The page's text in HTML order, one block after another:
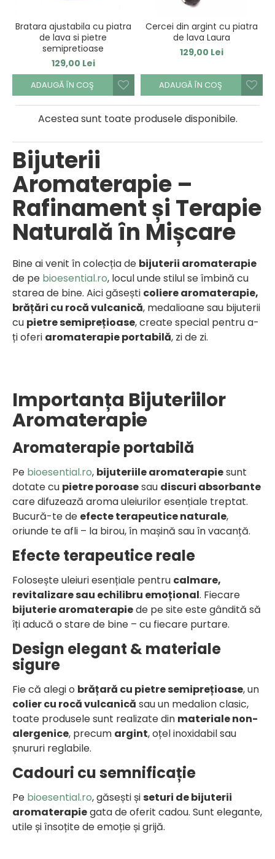
Bratara ajustabila cu piatra
de lava si pietre
semipretioase
129,00 Lei
ADAUGĂ ÎN COŞ
Cercei din argint cu piatra
de lava Laura
129,00 Lei
ADAUGĂ ÎN COŞ
Acestea sunt toate produsele disponibile.
Bijuterii
Aromaterapie –
Rafinament și Terapie
Naturală în Mișcare
Bine ai venit în colecția de bijuterii aromaterapie
de pe bioesential.ro, locul unde stilul se îmbină cu
starea de bine. Aici găsești coliere aromaterapie,
brățări cu rocă vulcanică, medalioane sau bijuterii
cu pietre semiprețioase, create special pentru a-
ți oferi aromaterapie portabilă, zi de zi.
Importanța Bijuteriilor
Aromaterapie
Aromaterapie portabilă
Pe bioesential.ro, bijuteriile aromaterapiesunt
dotate cu pietre poroasesau discuri absorbante
care difuzează aroma uleiurilor esențiale treptat.
Bucură-te de efecte terapeutice naturale,
oriunde te afli – la birou, în mașină sau în vacanță.
Efecte terapeutice reale
Folosește uleiuri esențiale pentru calmare,
revitalizare sau echilibru emoțional. Fiecare
bijuterie aromaterapiede pe site este gândită să
îți aducă o stare de bine – cu fiecare purtare.
Design elegant & materiale
sigure
Fie că alegi o brățară cu pietre semiprețioase, un
colier cu rocă vulcanică sau un medalion clasic,
toate produsele sunt realizate din materiale non-
alergenice, precum argint, oțel inoxidabil sau
șnururi reglabile.
Cadouri cu semnificație
Pe bioesential.ro, găsești șiseturi de bijuterii
aromaterapiegata de oferit cadou. Sunt elegante,
utile și însoțite de emoție și grijă.